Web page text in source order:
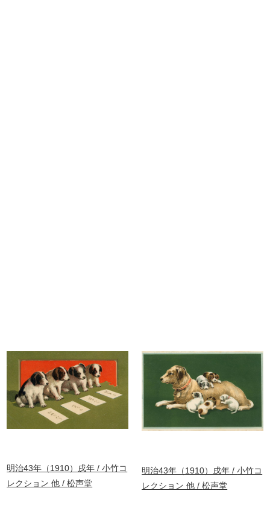
明治43年（1910）戌年
小竹コ
レクション 他
松声堂
明治43年（1910）戌年
小竹コ
レクション 他
松声堂